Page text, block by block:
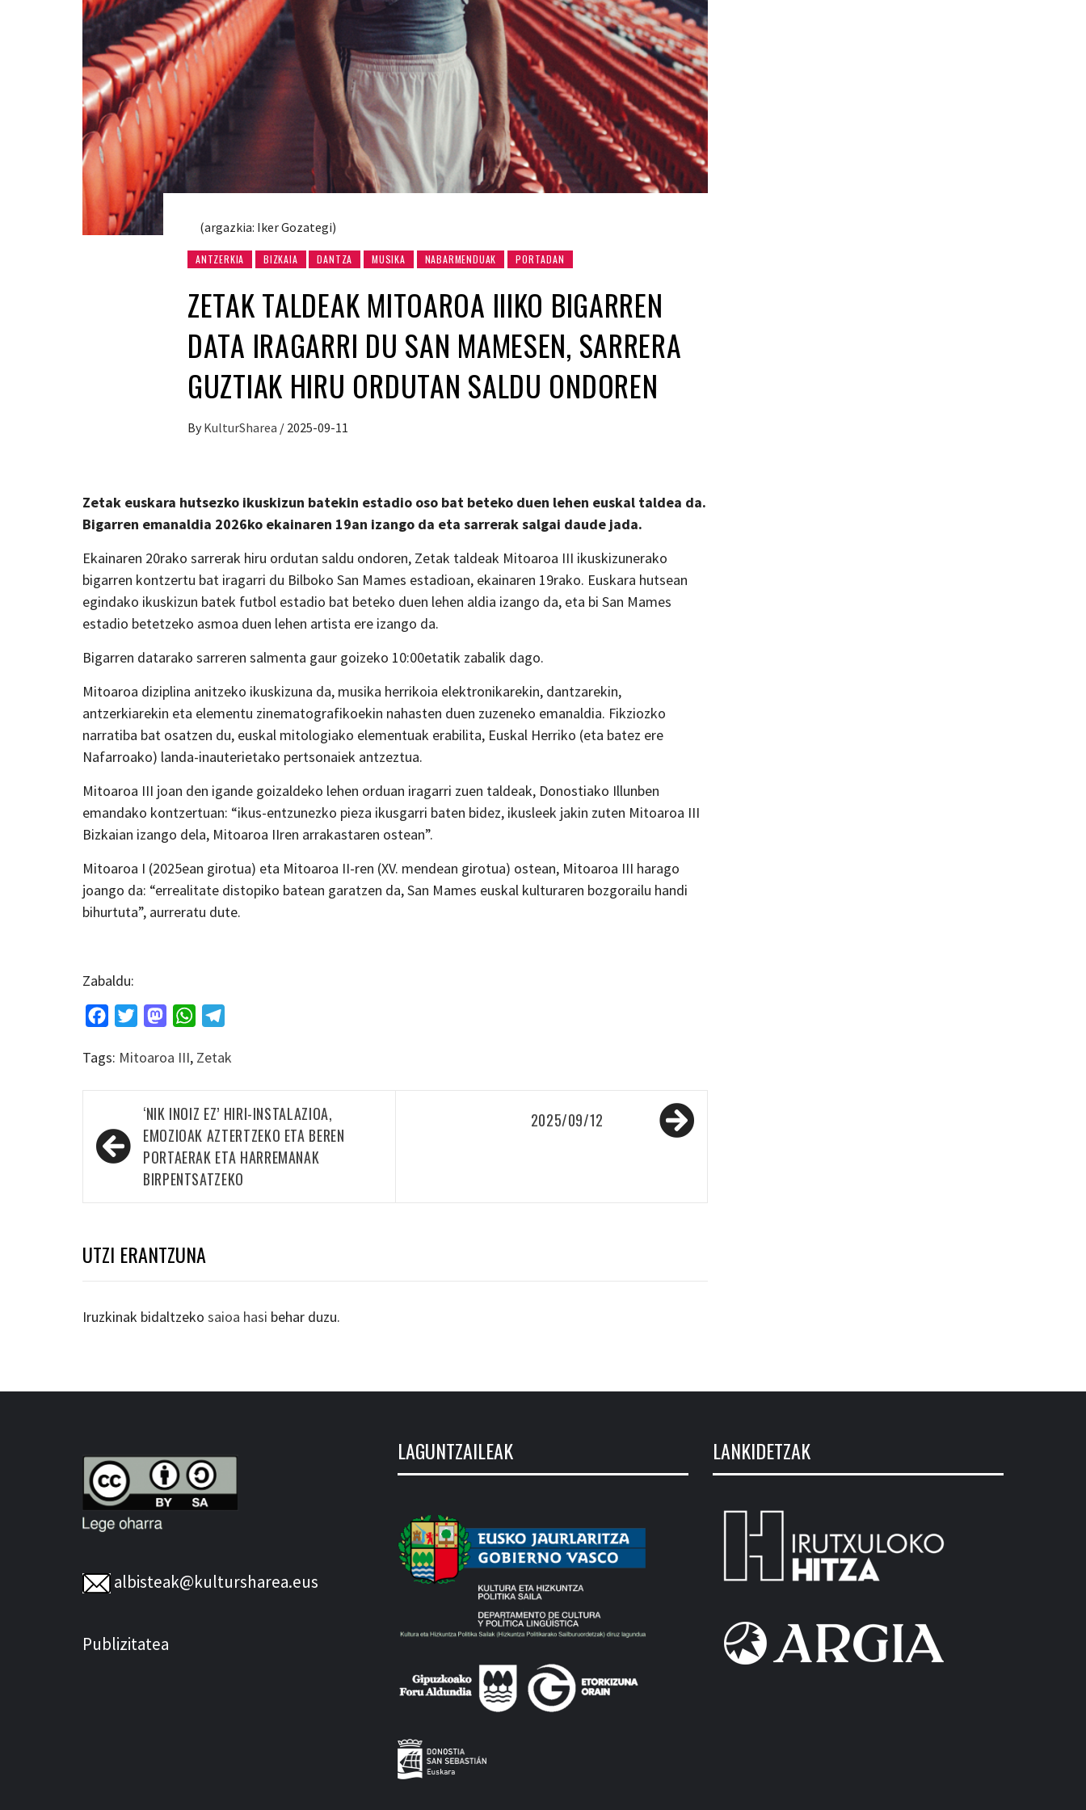
(argazkia: Iker Gozategi)
ANTZERKIA BIZKAIA DANTZA MUSIKA NABARMENDUAK PORTADAN
ZETAK TALDEAK MITOAROA IIIKO BIGARREN
DATA IRAGARRI DU SAN MAMESEN, SARRERA
GUZTIAK HIRU ORDUTAN SALDU ONDOREN
By KulturSharea / 2025-09-11
Zetak euskara hutsezko ikuskizun batekin estadio oso bat beteko duen lehen euskal taldea da.
Bigarren emanaldia 2026ko ekainaren 19an izango da eta sarrerak salgai daude jada.
Ekainaren 20rako sarrerak hiru ordutan saldu ondoren, Zetak taldeak Mitoaroa III ikuskizunerako
bigarren kontzertu bat iragarri du Bilboko San Mames estadioan, ekainaren 19rako. Euskara hutsean
egindako ikuskizun batek futbol estadio bat beteko duen lehen aldia izango da, eta bi San Mames
estadio betetzeko asmoa duen lehen artista ere izango da.
Bigarren datarako sarreren salmenta gaur goizeko 10:00etatik zabalik dago.
Mitoaroa diziplina anitzeko ikuskizuna da, musika herrikoia elektronikarekin, dantzarekin,
antzerkiarekin eta elementu zinematografikoekin nahasten duen zuzeneko emanaldia. Fikziozko
narratiba bat osatzen du, euskal mitologiako elementuak erabilita, Euskal Herriko (eta batez ere
Nafarroako) landa-inauterietako pertsonaiek antzeztua.
Mitoaroa III joan den igande goizaldeko lehen orduan iragarri zuen taldeak, Donostiako Illunben
emandako kontzertuan: “ikus-entzunezko pieza ikusgarri baten bidez, ikusleek jakin zuten Mitoaroa III
Bizkaian izango dela, Mitoaroa IIren arrakastaren ostean”.
Mitoaroa I (2025ean girotua) eta Mitoaroa II-ren (XV. mendean girotua) ostean, Mitoaroa III harago
joango da: “errealitate distopiko batean garatzen da, San Mames euskal kulturaren bozgorailu handi
bihurtuta”, aurreratu dute.
Zabaldu:
FacebookTwitterMastodonWhatsApp
Tags: Mitoaroa III, Zetak
Bidalketetan
zehar
nabigatu
‘NIK INOIZ EZ’ HIRI-INSTALAZIOA,
EMOZIOAK AZTERTZEKO ETA BEREN
PORTAERAK ETA HARREMANAK
BIRPENTSATZEKO
2025/09/12
UTZI ERANTZUNA
Iruzkinak bidaltzeko saioa hasi behar duzu.
albisteak@kultursharea.eus
Publizitatea
LAGUNTZAILEAK LANKIDETZAK